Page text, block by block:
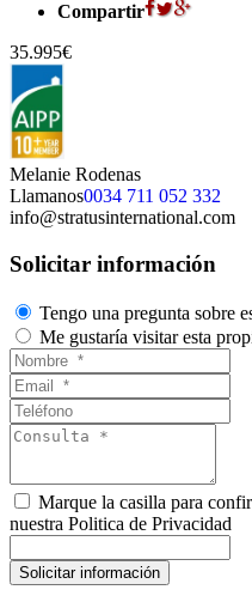
Compartir
35.995€
Melanie Rodenas
Llamanos0034 711 052 332
info@stratusinternational.com
Solicitar información
Tengo una pregunta sobre
Me gustaría visitar esta
Marque la casilla para
nuestra Politica de Privacidad